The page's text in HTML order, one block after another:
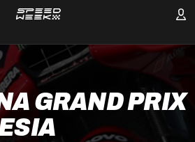
GRAND PRIX